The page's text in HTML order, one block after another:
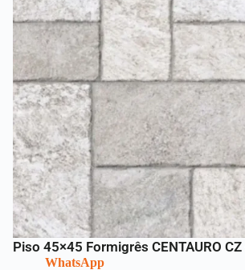
Piso 45×45 Formigrês CENTAURO CZ
WhatsApp